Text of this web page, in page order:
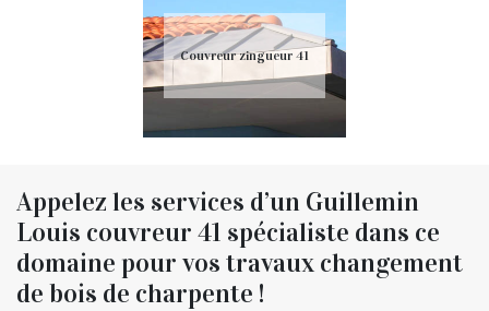
Couvreur zingueur 41
Appelez les services d’un Guillemin
Louis couvreur 41 spécialiste dans ce
domaine pour vos travaux changement
de bois de charpente !